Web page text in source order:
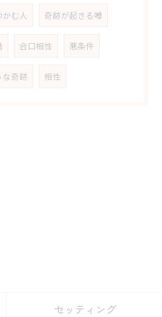
む人 奇跡が起きる噂
合口相性 悪条件
な奇跡 相性
セッティング